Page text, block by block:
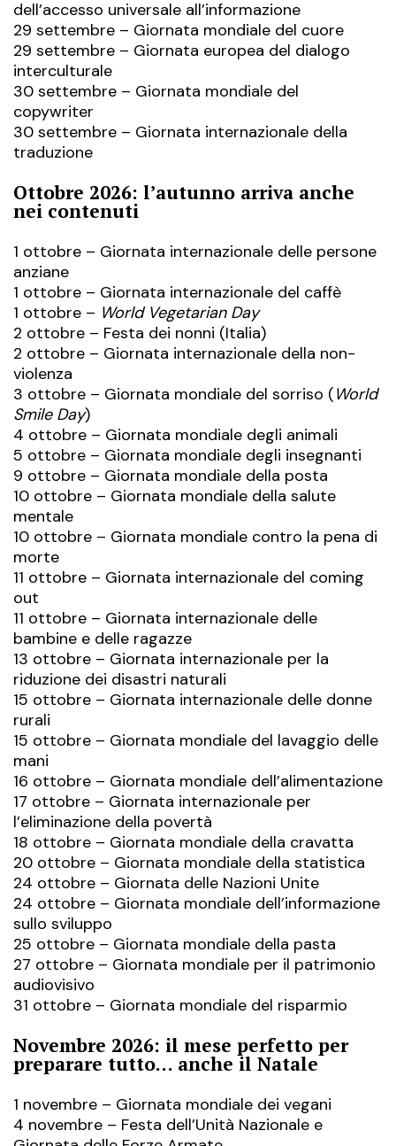
dell’accesso universale all’informazione
29 settembre – Giornata mondiale del cuore
29 settembre – Giornata europea del dialogo
interculturale
30 settembre – Giornata mondiale del
copywriter
30 settembre – Giornata internazionale della
traduzione
Ottobre 2026: l’autunno arriva anche
nei contenuti
1 ottobre – Giornata internazionale delle persone
anziane
1 ottobre – Giornata internazionale del caffè
1 ottobre – World Vegetarian Day
2 ottobre – Festa dei nonni (Italia)
2 ottobre – Giornata internazionale della non-
violenza
3 ottobre – Giornata mondiale del sorriso (World
Smile Day)
4 ottobre – Giornata mondiale degli animali
5 ottobre – Giornata mondiale degli insegnanti
9 ottobre – Giornata mondiale della posta
10 ottobre – Giornata mondiale della salute
mentale
10 ottobre – Giornata mondiale contro la pena di
morte
11 ottobre – Giornata internazionale del coming
out
11 ottobre – Giornata internazionale delle
bambine e delle ragazze
13 ottobre – Giornata internazionale per la
riduzione dei disastri naturali
15 ottobre – Giornata internazionale delle donne
rurali
15 ottobre – Giornata mondiale del lavaggio delle
mani
16 ottobre – Giornata mondiale dell’alimentazione
17 ottobre – Giornata internazionale per
l’eliminazione della povertà
18 ottobre – Giornata mondiale della cravatta
20 ottobre – Giornata mondiale della statistica
24 ottobre – Giornata delle Nazioni Unite
24 ottobre – Giornata mondiale dell’informazione
sullo sviluppo
25 ottobre – Giornata mondiale della pasta
27 ottobre – Giornata mondiale per il patrimonio
audiovisivo
31 ottobre – Giornata mondiale del risparmio
Novembre 2026: il mese perfetto per
preparare tutto… anche il Natale
1 novembre – Giornata mondiale dei vegani
4 novembre – Festa dell’Unità Nazionale e